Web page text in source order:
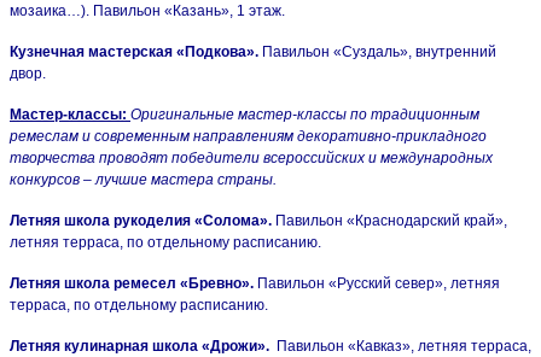
мозаика…). Павильон «Казань», 1 этаж.
Кузнечная мастерская «Подкова». Павильон «Суздаль», внутренний
двор.
Мастер-классы: Оригинальные мастер-классы по традиционным
ремеслам и современным направлениям декоративно-прикладного
творчества проводят победители всероссийских и международных
конкурсов – лучшие мастера страны.
Летняя школа рукоделия «Солома». Павильон «Краснодарский край»,
летняя терраса, по отдельному расписанию.
Летняя школа ремесел «Бревно». Павильон «Русский север», летняя
терраса, по отдельному расписанию.
Летняя кулинарная школа «Дрожи». Павильон «Кавказ», летняя терраса,